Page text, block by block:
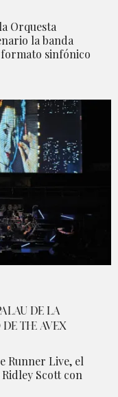
Orquesta
la banda
formato sinfónico
DE LA
THE AVEX
Runner Live, el
Scott con